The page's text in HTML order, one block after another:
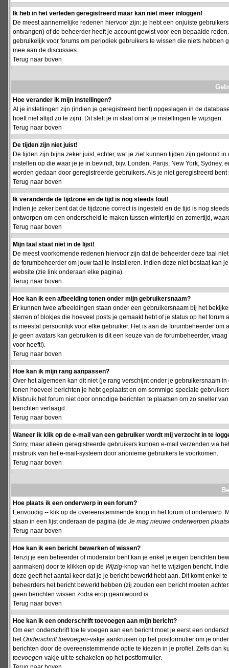
Ik heb in het verleden geregistreerd maar kan niet meer inloggen!
De meest aannemelijke redenen hiervoor zijn: je hebt een onjuiste
ontvangen) of de beheerder heeft je account gewist voor een bepaalde
gebruikelijk voor forums om periodiek gebruikers te wissen die niets
mee aan de discussies.
Terug naar boven
Hoe verander ik mijn instellingen?
Al je instellingen zijn (indien je geregistreerd bent) opgeslagen in de
hoeft niet altijd zo te zijn). Dit stelt je in staat om al je instellingen te wijzigen.
Terug naar boven
De tijden zijn niet juist!
De tijden zijn bijna zeker juist, echter, wat je ziet kunnen tijden zijn getoond
instellen op die waar je je in bevindt, bijv. Londen, Parijs, New York,
worden gedaan door geregistreerde gebruikers. Als je niet geregistreerd
Terug naar boven
Ik veranderde de tijdzone en de tijd is nog steeds fout!
Indien je zeker bent dat de tijdzone correct is ingesteld en de tijd is nog
ontworpen om een onderscheid te maken tussen wintertijd en zomertijd,
Terug naar boven
Mijn taal staat niet in de lijst!
De meest voorkomende redenen hiervoor zijn dat de beheerder deze taal
de forumbeheerder om jouw taal te installeren. Indien deze niet bestaat kan
website (zie link onderaan elke pagina).
Terug naar boven
Hoe kan ik een afbeelding tonen onder mijn gebruikersnaam?
Er kunnen twee afbeeldingen staan onder een gebruikersnaam bij het
sterren of blokjes die hoeveel posts je gemaakt hebt of je status op het
is meestal persoonlijk voor elke gebruiker. Het is aan de forumbeheerder
je geen avatars kan gebruiken is dit een keuze van de forumbeheerder,
voor heeft!).
Terug naar boven
Hoe kan ik mijn rang aanpassen?
Over het algemeen kan dit niet (je rang verschijnt onder je gebruikersnaam
tonen hoeveel berichten je hebt geplaatst en om sommige speciale
Misbruik het forum niet door onnodige berichten te plaatsen om zo sneller
berichten verlaagd.
Terug naar boven
Waneer ik klik op de e-mail van een gebruiker wordt mij verzocht in te
Sorry, maar alleen geregistreerde gebruikers kunnen e-mail verzenden via
misbruik van het e-mail-systeem door anonieme gebruikers te voorkomen.
Terug naar boven
Hoe plaats ik een onderwerp in een forum?
Eenvoudig -- klik op de overeenstemmende knop in het forum of
staan in een lijst onderaan de pagina (de Je mag nieuwe onderwerpen
Terug naar boven
Hoe kan ik een bericht bewerken of wissen?
Tenzij je een beheerder of moderator bent kan je enkel je eigen berichten
aanmaken) door te klikken op de Wijzig-knop van het te wijzigen bericht.
deze geeft het aantal keer dat je je bericht bewerkt hebt aan. Dit komt enkel
beheerders het bericht bewerkt hebben (zij zouden een bericht moeten
geen berichten wissen zodra erop geantwoord is.
Terug naar boven
Hoe kan ik een onderschrift toevoegen aan mijn bericht?
Om een onderschrift toe te voegen aan een bericht moet je eerst een
hetOnderschrift toevoegen-vakje aankruisen op het postformulier om je
berichten door de overeenstemmende optie te kiezen in je profiel. Zelfs dan
toevoegen-vakje uit te schakelen op het postformulier.